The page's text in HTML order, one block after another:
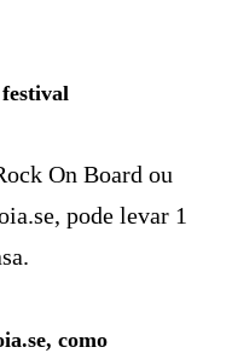
On Board ou
pode levar 1
como